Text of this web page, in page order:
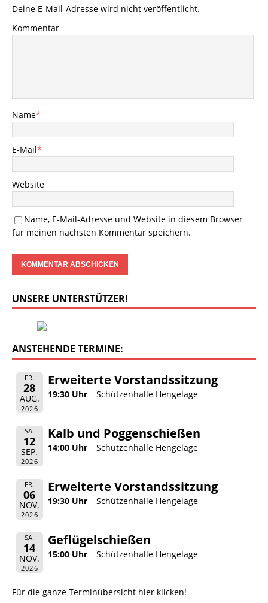
Deine E-Mail-Adresse wird nicht veröffentlicht.
Kommentar
Name*
E-Mail*
Website
Name, E-Mail-Adresse und Website in diesem Browser
für meinen nächsten Kommentar speichern.
UNSERE UNTERSTÜTZER!
ANSTEHENDE TERMINE:
FR.
28
AUG.
2026
Erweiterte Vorstandssitzung
19:30 Uhr Schützenhalle Hengelage
SA.
12
SEP.
2026
Kalb und Poggenschießen
14:00 Uhr Schützenhalle Hengelage
FR.
06
NOV.
2026
Erweiterte Vorstandssitzung
19:30 Uhr Schützenhalle Hengelage
SA.
14
NOV.
2026
Geflügelschießen
15:00 Uhr Schützenhalle Hengelage
Für die ganze Terminübersicht hier klicken!